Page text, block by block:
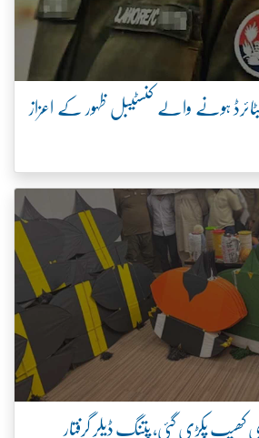
ہونے والے کنسٹیبل ظہور کے اعزاز
کھیپ پکڑی گئی، پتنگ ڈیلر گرفتار